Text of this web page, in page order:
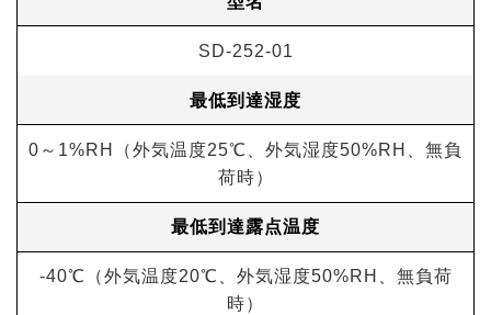
SD-252-01
最低到達湿度
0～1%RH（外気温度25℃、外気湿度50%RH、無負
荷時）
最低到達露点温度
-40℃（外気温度20℃、外気湿度50%RH、無負荷
時）